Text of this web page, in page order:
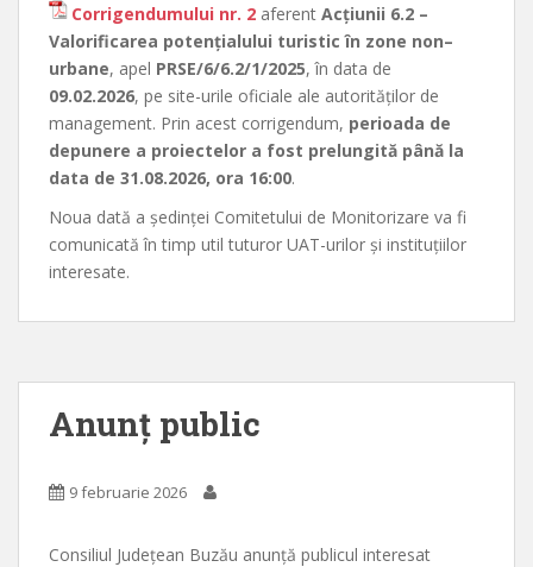
Corrigendumului nr. 2 aferent Acțiunii 6.2 –
Valorificarea potențialului turistic în zone non–
urbane, apel PRSE/6/6.2/1/2025, în data de
09.02.2026, pe site-urile oficiale ale autorităților de
management. Prin acest corrigendum, perioada de
depunere a proiectelor a fost prelungită până la
data de 31.08.2026, ora 16:00.
Noua dată a ședinței Comitetului de Monitorizare va fi
comunicată în timp util tuturor UAT-urilor și instituțiilor
interesate.
Anunț public
9 februarie 2026
Consiliul Județean Buzău anunță publicul interesat